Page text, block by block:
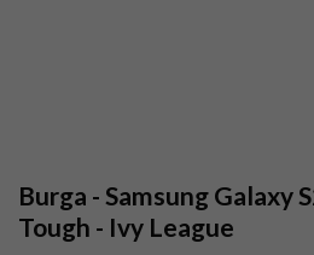
Burga - Samsung Galaxy
Tough - Ivy League